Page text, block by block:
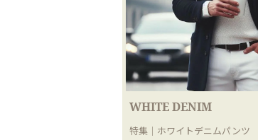
WHITE DENIM
特集｜ホワイトデニムパンツ